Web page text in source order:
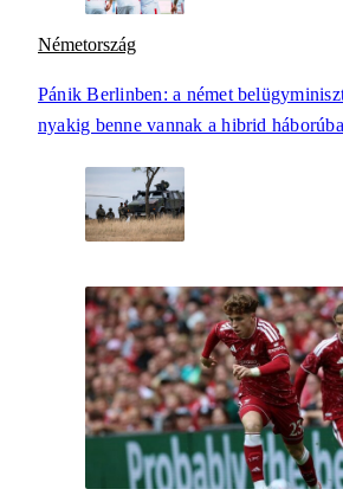
Németország
Pánik Berlinben: a német
nyakig benne vannak a hibrid